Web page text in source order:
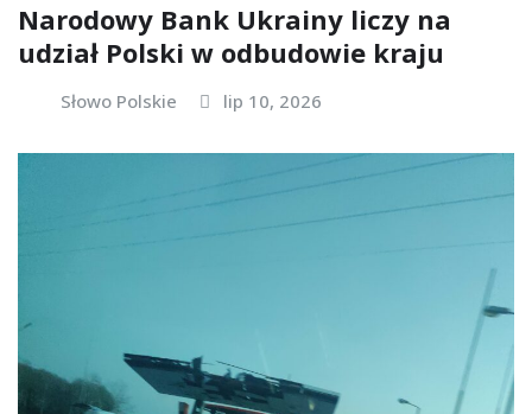
Narodowy Bank Ukrainy liczy na
udział Polski w odbudowie kraju
Słowo Polskie lip 10, 2026